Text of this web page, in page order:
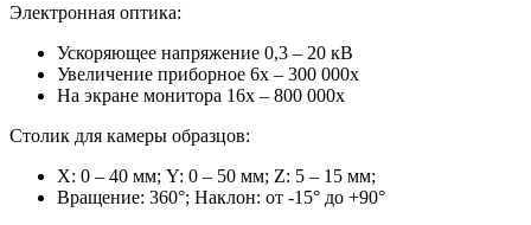
Электронная оптика:
Ускоряющее напряжение 0,3 – 20 кВ
Увеличение приборное 6х – 300 000х
На экране монитора 16х – 800 000х
Столик для камеры образцов:
X: 0 – 40 мм; Y: 0 – 50 мм; Z: 5 – 15 мм;
Вращение: 360°; Наклон: от -15° до +90°